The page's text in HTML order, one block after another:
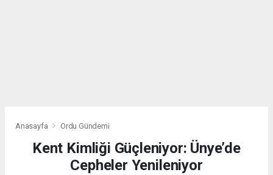
Anasayfa Ordu Gündemi
Kent Kimliği Güçleniyor: Ünye’de
Cepheler Yenileniyor